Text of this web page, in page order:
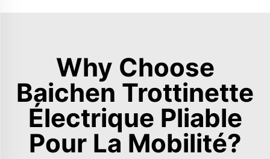
Why Choose
Baichen Trottinette
Électrique Pliable
Pour La Mobilité?